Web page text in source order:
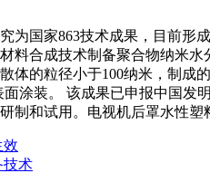
为国家863技术成果，目前
料合成技术制备聚合物纳米
体的粒径小于100纳米，制
涂装。 该成果已申报中国
制和试用。电视机后罩水性塑
效
技术